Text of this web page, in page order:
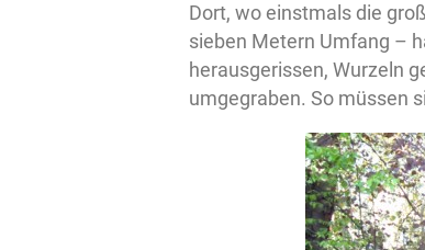
Dort, wo einstmals die
sieben Metern Umfang –
herausgerissen, Wurzeln
umgegraben. So müssen